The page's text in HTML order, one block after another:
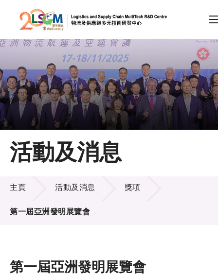
跳到內容（按回車鍵）
會員登入
A A EN 繁 简
主頁
關於LSCM
技術商品化
項目及資助計劃
活動及消息
活動及消息
主頁 活動及消息 獎項
第一屆亞洲發明展覽會
第一屆亞洲發明展覽會